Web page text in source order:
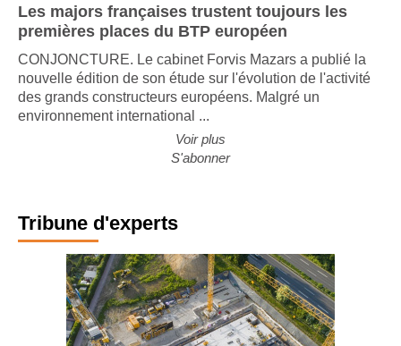
Les majors françaises trustent toujours les
premières places du BTP européen
CONJONCTURE. Le cabinet Forvis Mazars a publié la
nouvelle édition de son étude sur l'évolution de l'activité
des grands constructeurs européens. Malgré un
environnement international ...
Voir plus
S'abonner
Tribune d'experts